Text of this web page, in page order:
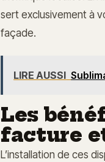
sert exclusivement à
façade.
LIRE AUSSI
Les
facture
L’installation de ces